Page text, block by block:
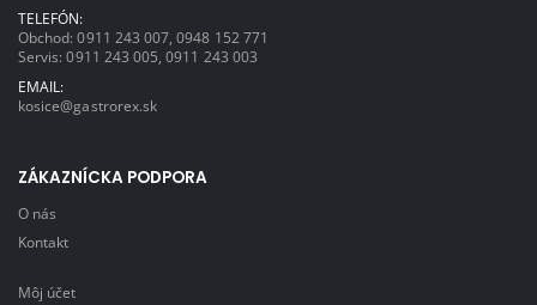
TELEFÓN:
Obchod:0911 243 007,0948 152 771
Servis:0911 243 005,0911 243 003
EMAIL:
kosice@gastrorex.sk
ZÁKAZNÍCKA PODPORA
O nás
Kontakt
Môj účet